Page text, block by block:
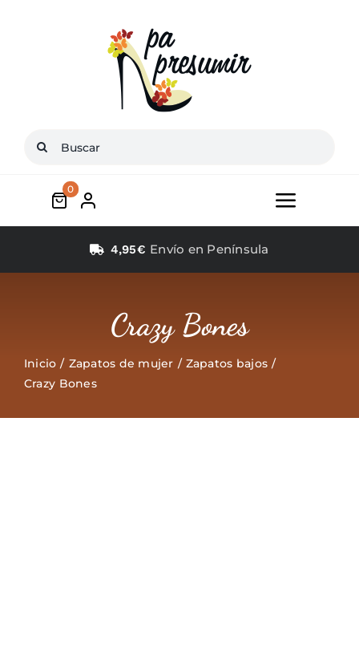
Buscar:
Toggle
0
4,95€ Envío en Península
Crazy Bones
Inicio Zapatos de mujer
Zapatos bajos
Crazy Bones